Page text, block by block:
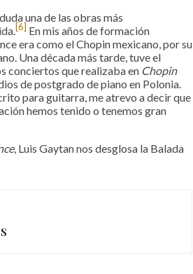
una de las obras más
[6] En mis años de formación
era como el Chopin mexicano, por su
Una década más tarde, tuve el
conciertos que realizaba en Chopin
de postgrado de piano en Polonia.
para guitarra, me atrevo a decir que
hemos tenido o tenemos gran
, Luis Gaytan nos desglosa la Balada